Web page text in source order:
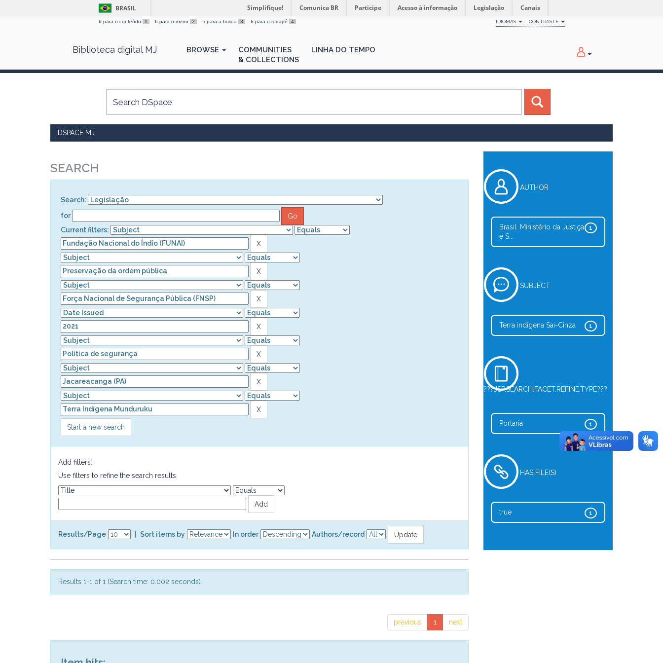
BRASIL Simplifique! Comunica BR Participe Acesso à informação Legislação Canais
Ir para o conteúdo 1 Ir para o menu 2 Ir para a busca 3 Ir para o rodapé 4 IDIOMAS CONTRASTE
Biblioteca digital MJ BROWSE
COMMUNITIES
& COLLECTIONS
LINHA DO TEMPO
DSPACE MJ
SEARCH
Search:
for
Current filters:
Start a new search
Add filters:
Use filters to refine the search results.
Results/Page Sort items by In order Authors/record
Results 1-1 of 1 (Search time: 0.002 seconds).
previous 1 next
AUTHOR
1
Brasil. Ministério da Justiça
e S...
SUBJECT
1
Terra indígena Sai-Cinza
???JSP.SEARCH.FACET.REFINE.TYPE???
1
Portaria
HAS FILE(S)
1
true